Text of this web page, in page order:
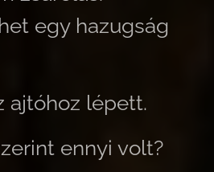
egy hazugság
ajtóhoz lépett.
ennyi volt?